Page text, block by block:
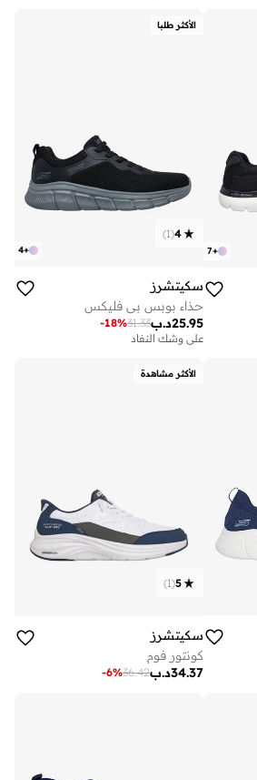
+
7
الأكثر طلبا
+
4
4
(
1
)
سكيتشرز
حذاء بوبس بي فليكس
د.ب25.95
31.33
-18%
على وشك النفاد
الأكثر مشاهدة
5
(
1
)
سكيتشرز
كونتور فوم
د.ب34.37
36.42
-6%